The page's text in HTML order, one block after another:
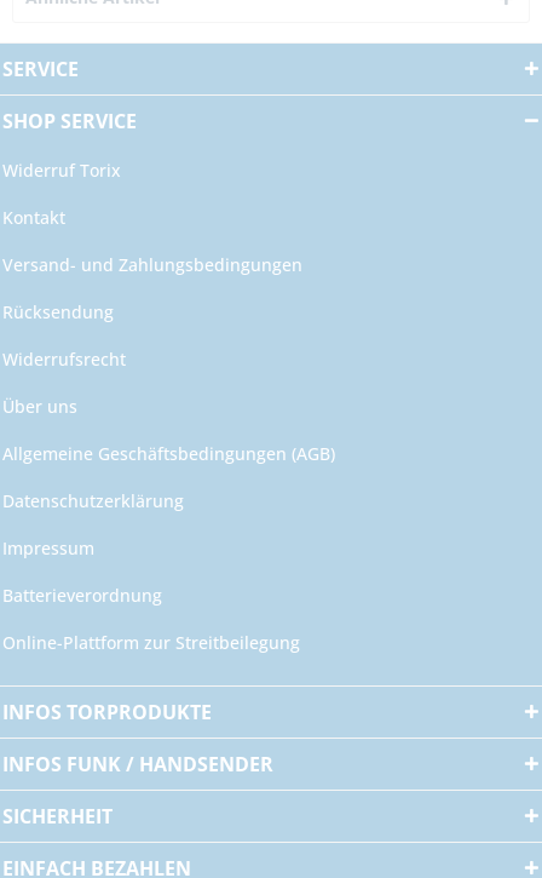
SERVICE
SHOP SERVICE
Widerruf Torix
Kontakt
Versand- und Zahlungsbedingungen
Rücksendung
Widerrufsrecht
Über uns
Allgemeine Geschäftsbedingungen (AGB)
Datenschutzerklärung
Impressum
Batterieverordnung
Online-Plattform zur Streitbeilegung
INFOS TORPRODUKTE
INFOS FUNK / HANDSENDER
SICHERHEIT
EINFACH BEZAHLEN